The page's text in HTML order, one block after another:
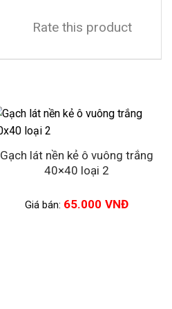
Rate this product
Gạch lát nền kẻ ô vuông trắng
40×40 loại 2
Giá bán: 65.000 VNĐ